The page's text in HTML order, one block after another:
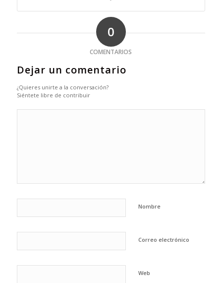
0
COMENTARIOS
Dejar un comentario
¿Quieres unirte a la conversación?
Siéntete libre de contribuir
Nombre
Correo electrónico
Web